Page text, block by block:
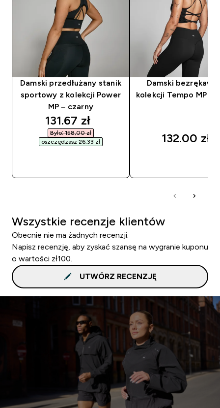
Damski przedłużany stanik
sportowy z kolekcji Power
MP – czarny
discounted price
131.67 zł‎
Było: 158,00 zł‎
oszczędzasz 26,33 zł‎
Damski
kolekcji Tempo MP –
132.00 zł‎
Wszystkie recenzje klientów
Obecnie nie ma żadnych recenzji.
Napisz recenzję, aby zyskać szansę na wygranie kuponu
o wartości zł100.
UTWÓRZ RECENZJĘ